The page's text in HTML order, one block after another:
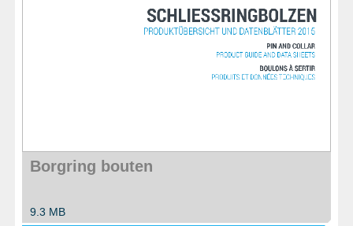
Borgring bouten
9.3 MB